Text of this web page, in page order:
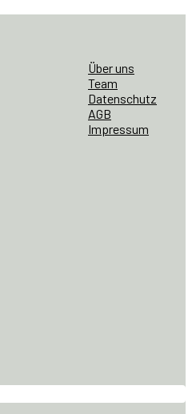
Über uns
Team
Datenschutz
AGB
Impressum